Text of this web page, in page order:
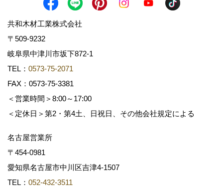
共和木材工業株式会社
〒509-9232
岐阜県中津川市坂下872‐1
TEL： 0573-75-2071
FAX：0573-75-3381
＜営業時間＞8:00～17:00
＜定休日＞第2・第4土、日祝日、その他会社規定による
名古屋営業所
〒454-0981
愛知県名古屋市中川区吉津4-1507
TEL： 052-432-3511